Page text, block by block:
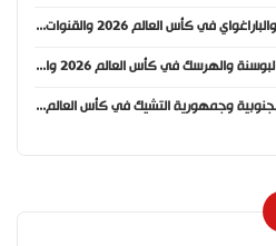
موعد مباراة أمريكا والباراغواي في كأس العالم 2026 والقنوات الناقلة
موعد مباراة كندا والبوسنة والهرسك في كأس العالم 2026 والقنوات الناقلة
موعد مباراة كوريا الجنوبية وجمهورية التشيك في كأس العالم 2026 والقنوات الناقلة